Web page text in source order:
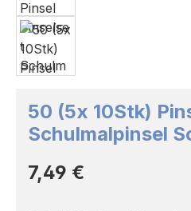
50 (5x 10Stk)
Schulmalpinsel
Regulärer Preis:
7,49 €